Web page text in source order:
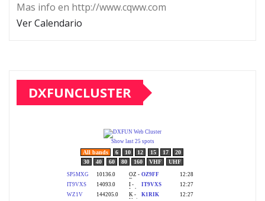
Mas info en http://www.cqww.com
Ver Calendario
DXFUNCLUSTER